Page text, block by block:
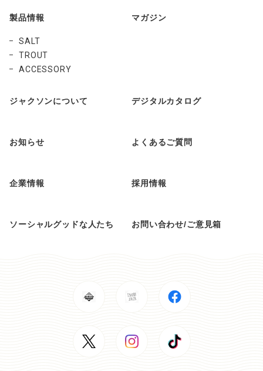
製品情報
SALT
TROUT
ACCESSORY
マガジン
ジャクソンについて デジタルカタログ
お知らせ よくあるご質問
企業情報 採用情報
ソーシャルグッドな人たち お問い合わせ/ご意見箱